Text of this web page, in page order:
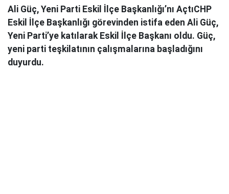
Ali Güç, Yeni Parti Eskil İlçe Başkanlığı’nı AçtıCHP
Eskil İlçe Başkanlığı görevinden istifa eden Ali Güç,
Yeni Parti’ye katılarak Eskil İlçe Başkanı oldu. Güç,
yeni parti teşkilatının çalışmalarına başladığını
duyurdu.